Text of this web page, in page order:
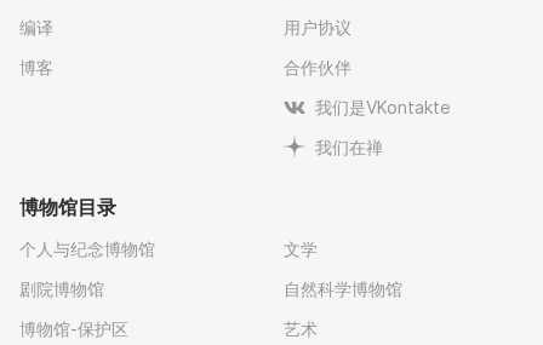
编译
博客
用户协议
合作伙伴
我们是VKontakte
我们在禅
博物馆目录
个人与纪念博物馆
剧院博物馆
博物馆-保护区
文学
自然科学博物馆
艺术